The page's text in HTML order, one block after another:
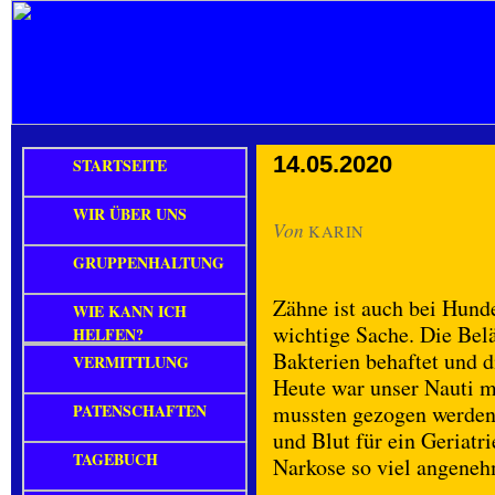
14.05.2020
Von KARIN
Zähne ist auch bei
wichtige Sache. Die
Bakterien behaftet und
Heute war unser Nauti
mussten gezogen
und Blut für ein
Narkose so viel
STARTSEITE
WIR ÜBER UNS
GRUPPENHALTUNG
WIE KANN ICH
HELFEN?
VERMITTLUNG
PATENSCHAFTEN
TAGEBUCH